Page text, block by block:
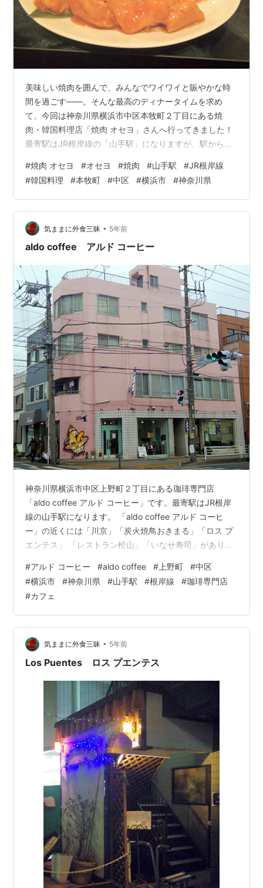
美味しい焼肉を囲んで、みんなでワイワイと賑やかな時
間を過ごす――。そんな最高のディナータイムを求め
て、今回は神奈川県横浜市中区本牧町２丁目にある焼
肉・韓国料理店「焼肉 オセヨ」さんへ行ってきました！
最寄駅はJR根岸線の「山手駅」になりますが、駅から少
セス（山手駅から車で約6分ほど）やバスの利用が便利な
立地です。周辺には「喜多や」や「とびちゃん」、「き
くや」「鳥政」「ゆめや」、そして「ガスト」など、さ
まざまなジャンルの飲食店が軒を連ねる、ちょっとした
グルメエリアにお店を構えています。
morigen1.hatenablog.com morige…
#焼肉 オセヨ #オセヨ #焼肉 #山手駅 #JR根岸線
#韓国料理 #本牧町 #中区 #横浜市 #神奈川県
気ままに外食三昧 • 5年前
aldo coffee アルド コーヒー
神奈川県横浜市中区上野町２丁目にある珈琲専門店
「aldo coffee アルド コーヒー」です。最寄駅はJR根岸
線の山手駅になります。 「aldo coffee アルド コーヒ
ー」の近くには「川京」「炭火焼鳥おきまる」「ロス プ
エンテス」 「レストラン松山」「いなせ寿司」がありま
morigen1.hatenablog.com morigen1.hatenablog.com
morigen1.hatenablog.com morigen1.hatenablog.com
「川京」で鰻を食べた後にお茶を飲もうとお店を探して
いるとちょうど見つかった…
#アルド コーヒー #aldo coffee # 上野町 #中区
#横浜市 #神奈川県 #山手駅 #根岸線 #珈琲専門店
#カフェ
気ままに外食三昧 • 5年前
Los Puentes ロス プエンテス